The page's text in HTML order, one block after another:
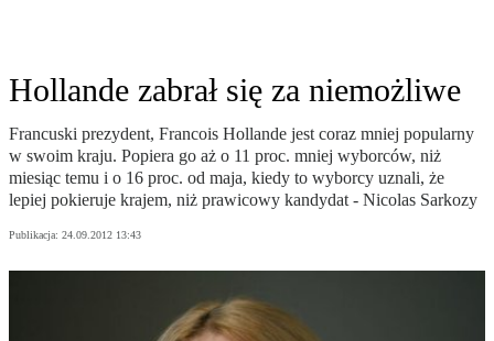
Hollande zabrał się za niemożliwe
Francuski prezydent, Francois Hollande jest coraz mniej popularny
w swoim kraju. Popiera go aż o 11 proc. mniej wyborców, niż
miesiąc temu i o 16 proc. od maja, kiedy to wyborcy uznali, że
lepiej pokieruje krajem, niż prawicowy kandydat - Nicolas Sarkozy
Publikacja: 24.09.2012 13:43